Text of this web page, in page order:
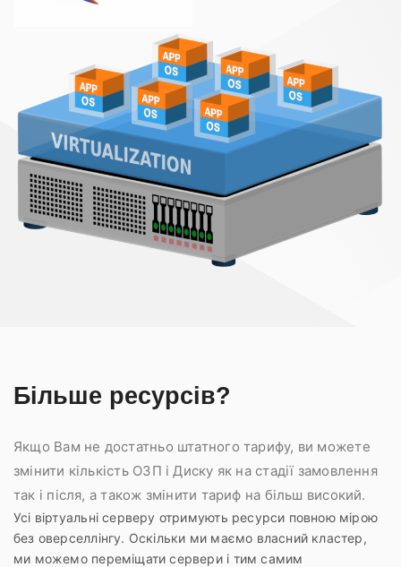
Більше ресурсів?
Якщо Вам не достатньо штатного тарифу, ви можете
змінити кількість ОЗП і Диску як на стадії замовлення
так і після, а також змінити тариф на більш високий.
Усі віртуальні серверу отримують ресурси повною мірою
без оверселлінгу. Оскільки ми маємо власний кластер,
ми можемо переміщати сервери і тим самим